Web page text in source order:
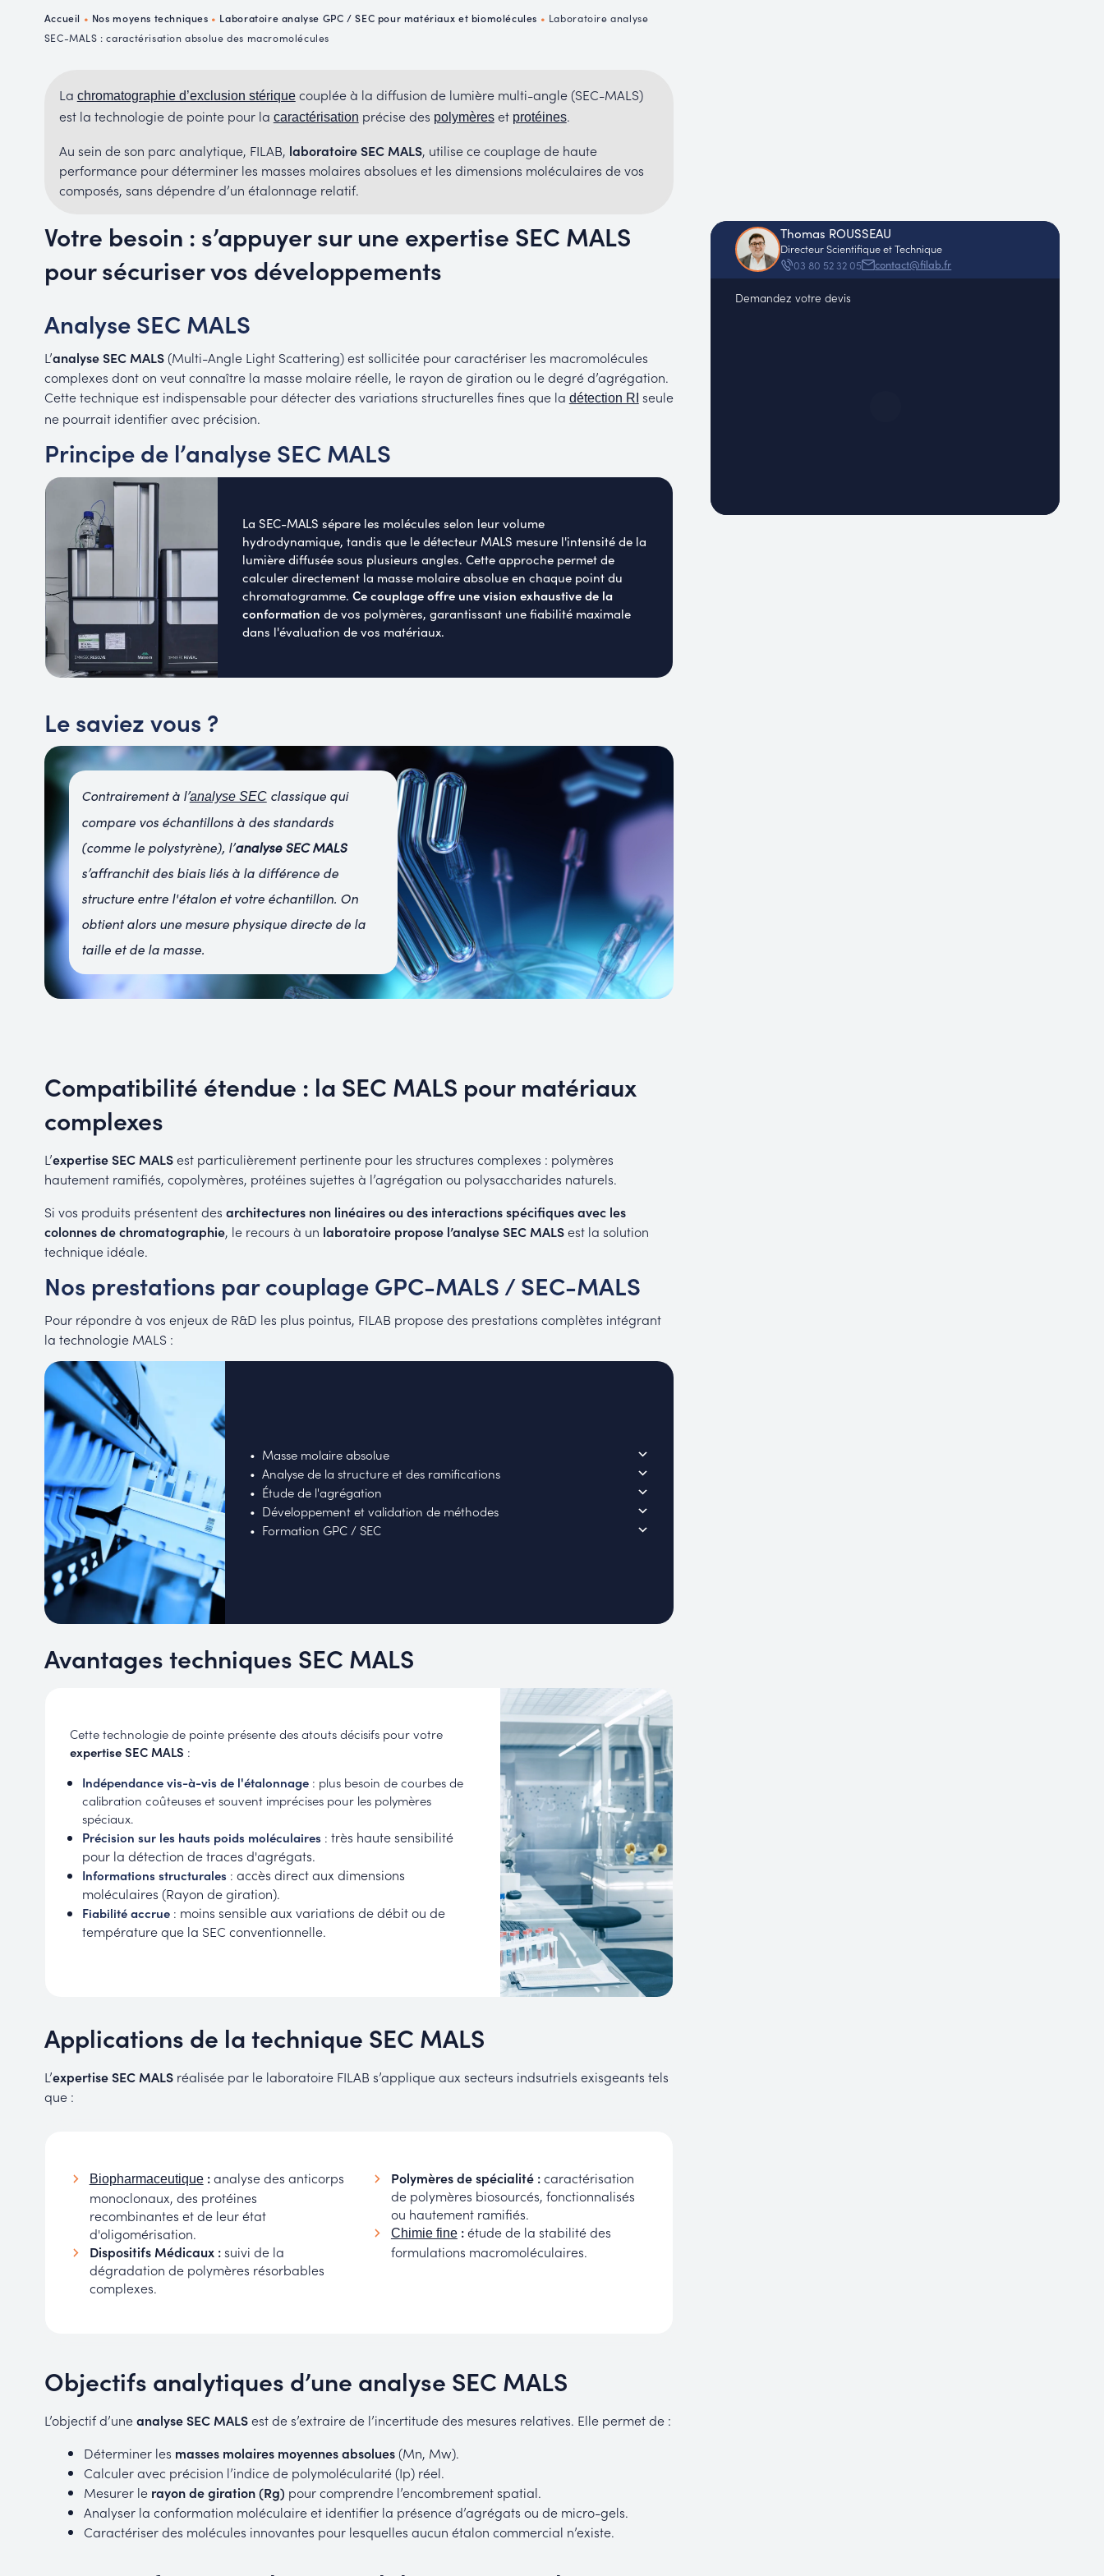
PMUC
REACH
Accueil • Nos moyens techniques • Laboratoire analyse GPC / SEC pour matériaux et biomolécules • Laboratoire analyse
SEC-MALS : caractérisation absolue des macromolécules
La chromatographie d’exclusion stériquecouplée à la diffusion de lumière multi-angle (SEC-MALS)
est la technologie de pointe pour la caractérisation précise des polymèreset protéines.
Au sein de son parc analytique, FILAB, laboratoire SEC MALS, utilise ce couplage de haute
performance pour déterminer les masses molaires absolues et les dimensions moléculaires de vos
composés, sans dépendre d’un étalonnage relatif.
Votre besoin : s’appuyer sur une expertise SEC MALS
pour sécuriser vos développements
Analyse SEC MALS
L’analyse SEC MALS(Multi-Angle Light Scattering) est sollicitée pour caractériser les macromolécules
complexes dont on veut connaître la masse molaire réelle, le rayon de giration ou le degré d’agrégation.
Cette technique est indispensable pour détecter des variations structurelles fines que la détection RI seule
ne pourrait identifier avec précision.
Principe de l’analyse SEC MALS
La SEC-MALS sépare les molécules selon leur volume
hydrodynamique, tandis que le détecteur MALS mesure l'intensité de la
lumière diffusée sous plusieurs angles. Cette approche permet de
calculer directement la masse molaire absolue en chaque point du
chromatogramme. Ce couplage offre une vision exhaustive de la
conformation de vos polymères, garantissant une fiabilité maximale
dans l'évaluation de vos matériaux.
Le saviez vous ?
Contrairement à l’analyse SECclassique qui
compare vos échantillons à des standards
(comme le polystyrène), l’analyse SEC MALS
s’affranchit des biais liés à la différence de
structure entre l'étalon et votre échantillon. On
obtient alors une mesure physique directe de la
taille et de la masse.
Compatibilité étendue : la SEC MALS pour matériaux
complexes
L’expertise SEC MALSest particulièrement pertinente pour les structures complexes : polymères
hautement ramifiés, copolymères, protéines sujettes à l’agrégation ou polysaccharides naturels.
Si vos produits présentent des architectures non linéaires ou des interactions spécifiques avec les
colonnes de chromatographie, le recours à un laboratoire propose l’analyse SEC MALSest la solution
technique idéale.
Nos prestations par couplage GPC-MALS / SEC-MALS
Pour répondre à vos enjeux de R&D les plus pointus, FILAB propose des prestations complètes intégrant
la technologie MALS :
Masse molaire absolue
Analyse de la structure et des ramifications
Étude de l'agrégation
Développement et validation de méthodes
Formation GPC / SEC
Avantages techniques SEC MALS
Cette technologie de pointe présente des atouts décisifs pour votre
expertise SEC MALS :
Indépendance vis-à-vis de l'étalonnage: plus besoin de courbes de
calibration coûteuses et souvent imprécises pour les polymères
spéciaux.
Précision sur les hauts poids moléculaires : très haute sensibilité
pour la détection de traces d'agrégats.
Informations structurales : accès direct aux dimensions
moléculaires (Rayon de giration).
Fiabilité accrue: moins sensible aux variations de débit ou de
température que la SEC conventionnelle.
Applications de la technique SEC MALS
L’expertise SEC MALSréalisée par le laboratoire FILAB s’applique aux secteurs indsutriels exisgeants tels
que :
Biopharmaceutique:analyse des anticorps
monoclonaux, des protéines
recombinantes et de leur état
d'oligomérisation.
Dispositifs Médicaux :suivi de la
dégradation de polymères résorbables
complexes.
Polymères de spécialité :caractérisation
de polymères biosourcés, fonctionnalisés
ou hautement ramifiés.
Chimie fine:étude de la stabilité des
formulations macromoléculaires.
Objectifs analytiques d’une analyse SEC MALS
L’objectif d’uneanalyse SEC MALSest de s’extraire de l’incertitude des mesures relatives. Elle permet de :
Déterminer les masses molaires moyennes absolues(Mn, Mw).
Calculer avec précision l’indice de polymolécularité (Ip) réel.
Mesurer le rayon de giration (Rg) pour comprendre l’encombrement spatial.
Analyser la conformation moléculaire et identifier la présence d’agrégats ou de micro-gels.
Caractériser des molécules innovantes pour lesquelles aucun étalon commercial n’existe.
Thomas ROUSSEAU
Directeur Scientifique et Technique
03 80 52 32 05
contact@filab.fr
Demandez votre devis